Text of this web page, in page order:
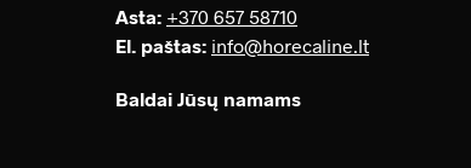
Asta: +370 657 58710
El. paštas: info@horecaline.lt
Baldai Jūsų namams